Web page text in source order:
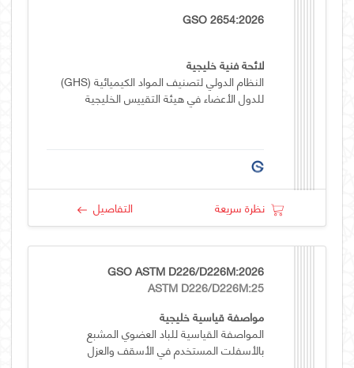
GSO 2654:2026
لائحة فنية خليجية
النظام الدولي لتصنيف المواد الكيميائية (GHS)
للدول الأعضاء في هيئة التقييس الخليجية
نظرة سريعة التفاصيل
GSO ASTM D226/D226M:2026
ASTM D226/D226M:25
مواصفة قياسية خليجية
المواصفة القياسية للباد العضوي المشبع
بالأسفلت المستخدم في الأسقف والعزل